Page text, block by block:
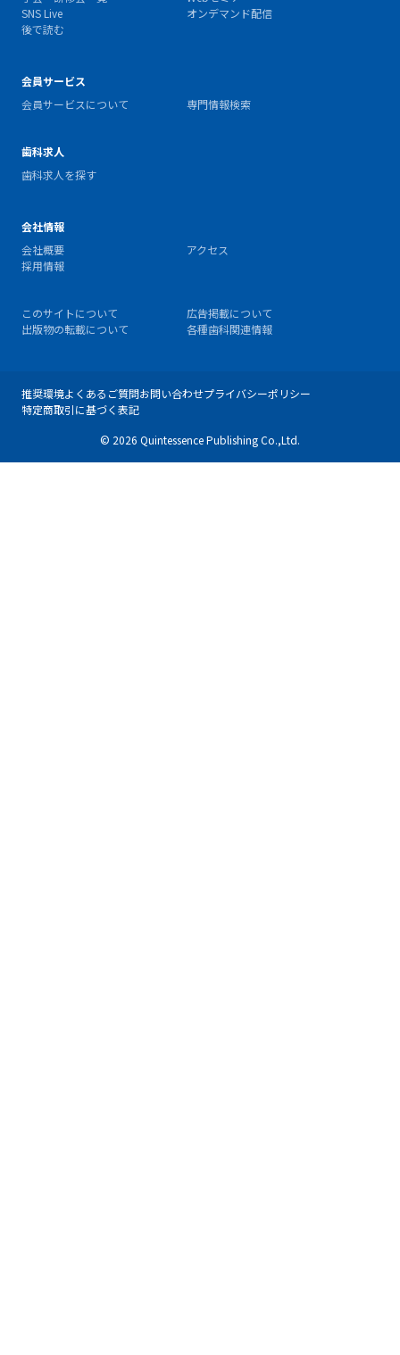
SNS Live
オンデマンド配信
後で読む
会員サービス
会員サービスについて
専門情報検索
歯科求人
歯科求人を探す
会社情報
会社概要
アクセス
採用情報
このサイトについて
広告掲載について
出版物の転載について
各種歯科関連情報
推奨環境よくあるご質問お問い合わせプライバシーポリシー
特定商取引に基づく表記
© 2026 Quintessence Publishing Co.,Ltd.